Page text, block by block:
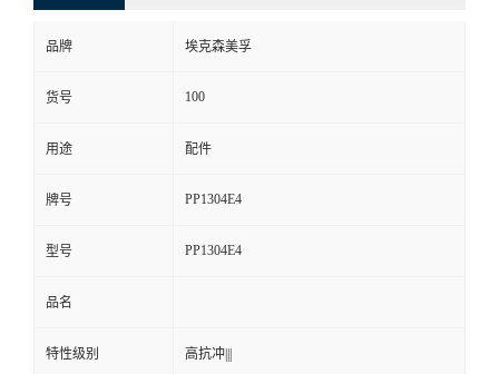
品牌 埃克森美孚
货号 100
用途 配件
牌号 PP1304E4
型号 PP1304E4
品名
特性级别 高抗冲|||